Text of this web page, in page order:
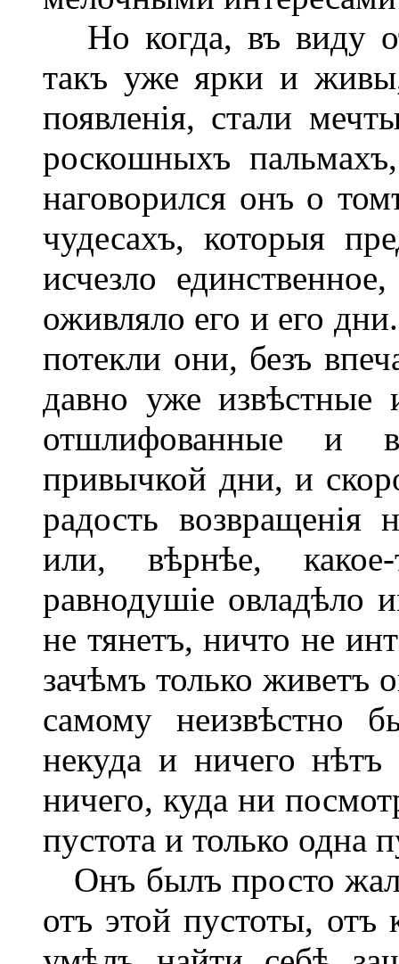
Но когда, въ виду
такъ уже ярки и
появленія, стали
роскошныхъ
наговорился онъ о
чудесахъ, которыя
исчезло
оживляло его и его
потекли они, безъ
давно уже извѣстные
отшлифованные и
привычкой дни, и
радость возвращенія
или, вѣрнѣе,
равнодушіе овладѣло
не тянетъ, ничто не
зачѣмъ только живетъ
самому неизвѣстно
некуда и ничего
ничего, куда ни
пустота и только одна
Онъ былъ просто
отъ этой пустоты,